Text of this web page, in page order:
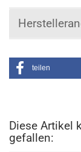
teilen
Diese Artikel
gefallen: